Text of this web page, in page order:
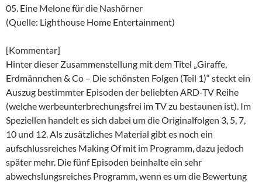
05. Eine Melone für die Nashörner
(Quelle: Lighthouse Home Entertainment)
[Kommentar]
Hinter dieser Zusammenstellung mit dem Titel „Giraffe,
Erdmännchen & Co – Die schönsten Folgen (Teil 1)“ steckt ein
Auszug bestimmter Episoden der beliebten ARD-TV Reihe
(welche werbeunterbrechungsfrei im TV zu bestaunen ist). Im
Speziellen handelt es sich dabei um die Originalfolgen 3, 5, 7,
10 und 12. Als zusätzliches Material gibt es noch ein
aufschlussreiches Making Of mit im Programm, dazu jedoch
später mehr. Die fünf Episoden beinhalte ein sehr
abwechslungsreiches Programm, wenn es um die Bewertung